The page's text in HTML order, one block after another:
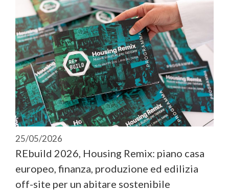
25/05/2026
REbuild 2026, Housing Remix: piano casa
europeo, finanza, produzione ed edilizia
off-site per un abitare sostenibile